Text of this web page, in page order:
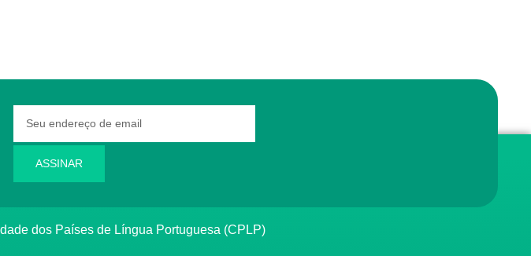
ASSINAR
dos Países de Língua Portuguesa (CPLP)